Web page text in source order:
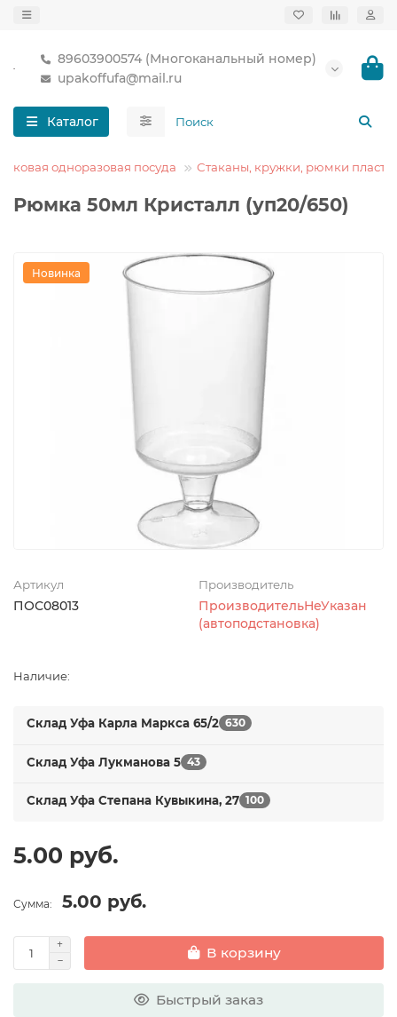
89603900574 (Многоканальный номер)
upakoffufa@mail.ru
Каталог
одноразовая посуда Стаканы, кружки, рюмки
Рюмка 50мл Кристалл (уп20/650)
Новинка
Артикул
ПОС08013
Производитель
ПроизводительНеУказан
(автоподстановка)
Наличие:
Склад Уфа Карла Маркса 65/2 630
Склад Уфа Лукманова 5 43
Склад Уфа Степана Кувыкина, 27 100
5.00 руб.
Сумма: 5.00 руб.
В корзину
Быстрый заказ